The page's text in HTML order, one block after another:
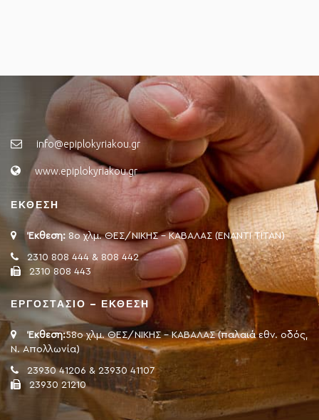
info@epiplokyriakou.gr
www.epiplokyriakou.gr
ΕΚΘΕΣΗ
Έκθεση: 8ο χλμ. ΘΕΣ/ΝΙΚΗΣ - ΚΑΒΑΛΑΣ (ΕΝΑΝΤΙ ΤΙΤΑΝ)
2310 808 444 & 808 442
2310 808 443
ΕΡΓΟΣΤΑΣΙΟ – ΕΚΘΕΣΗ
Έκθεση:58ο χλμ. ΘΕΣ/ΝΙΚΗΣ - ΚΑΒΑΛΑΣ (παλαιά εθν. οδός,
Ν. Απολλωνία)
23930 41206 & 23930 41107
23930 21210